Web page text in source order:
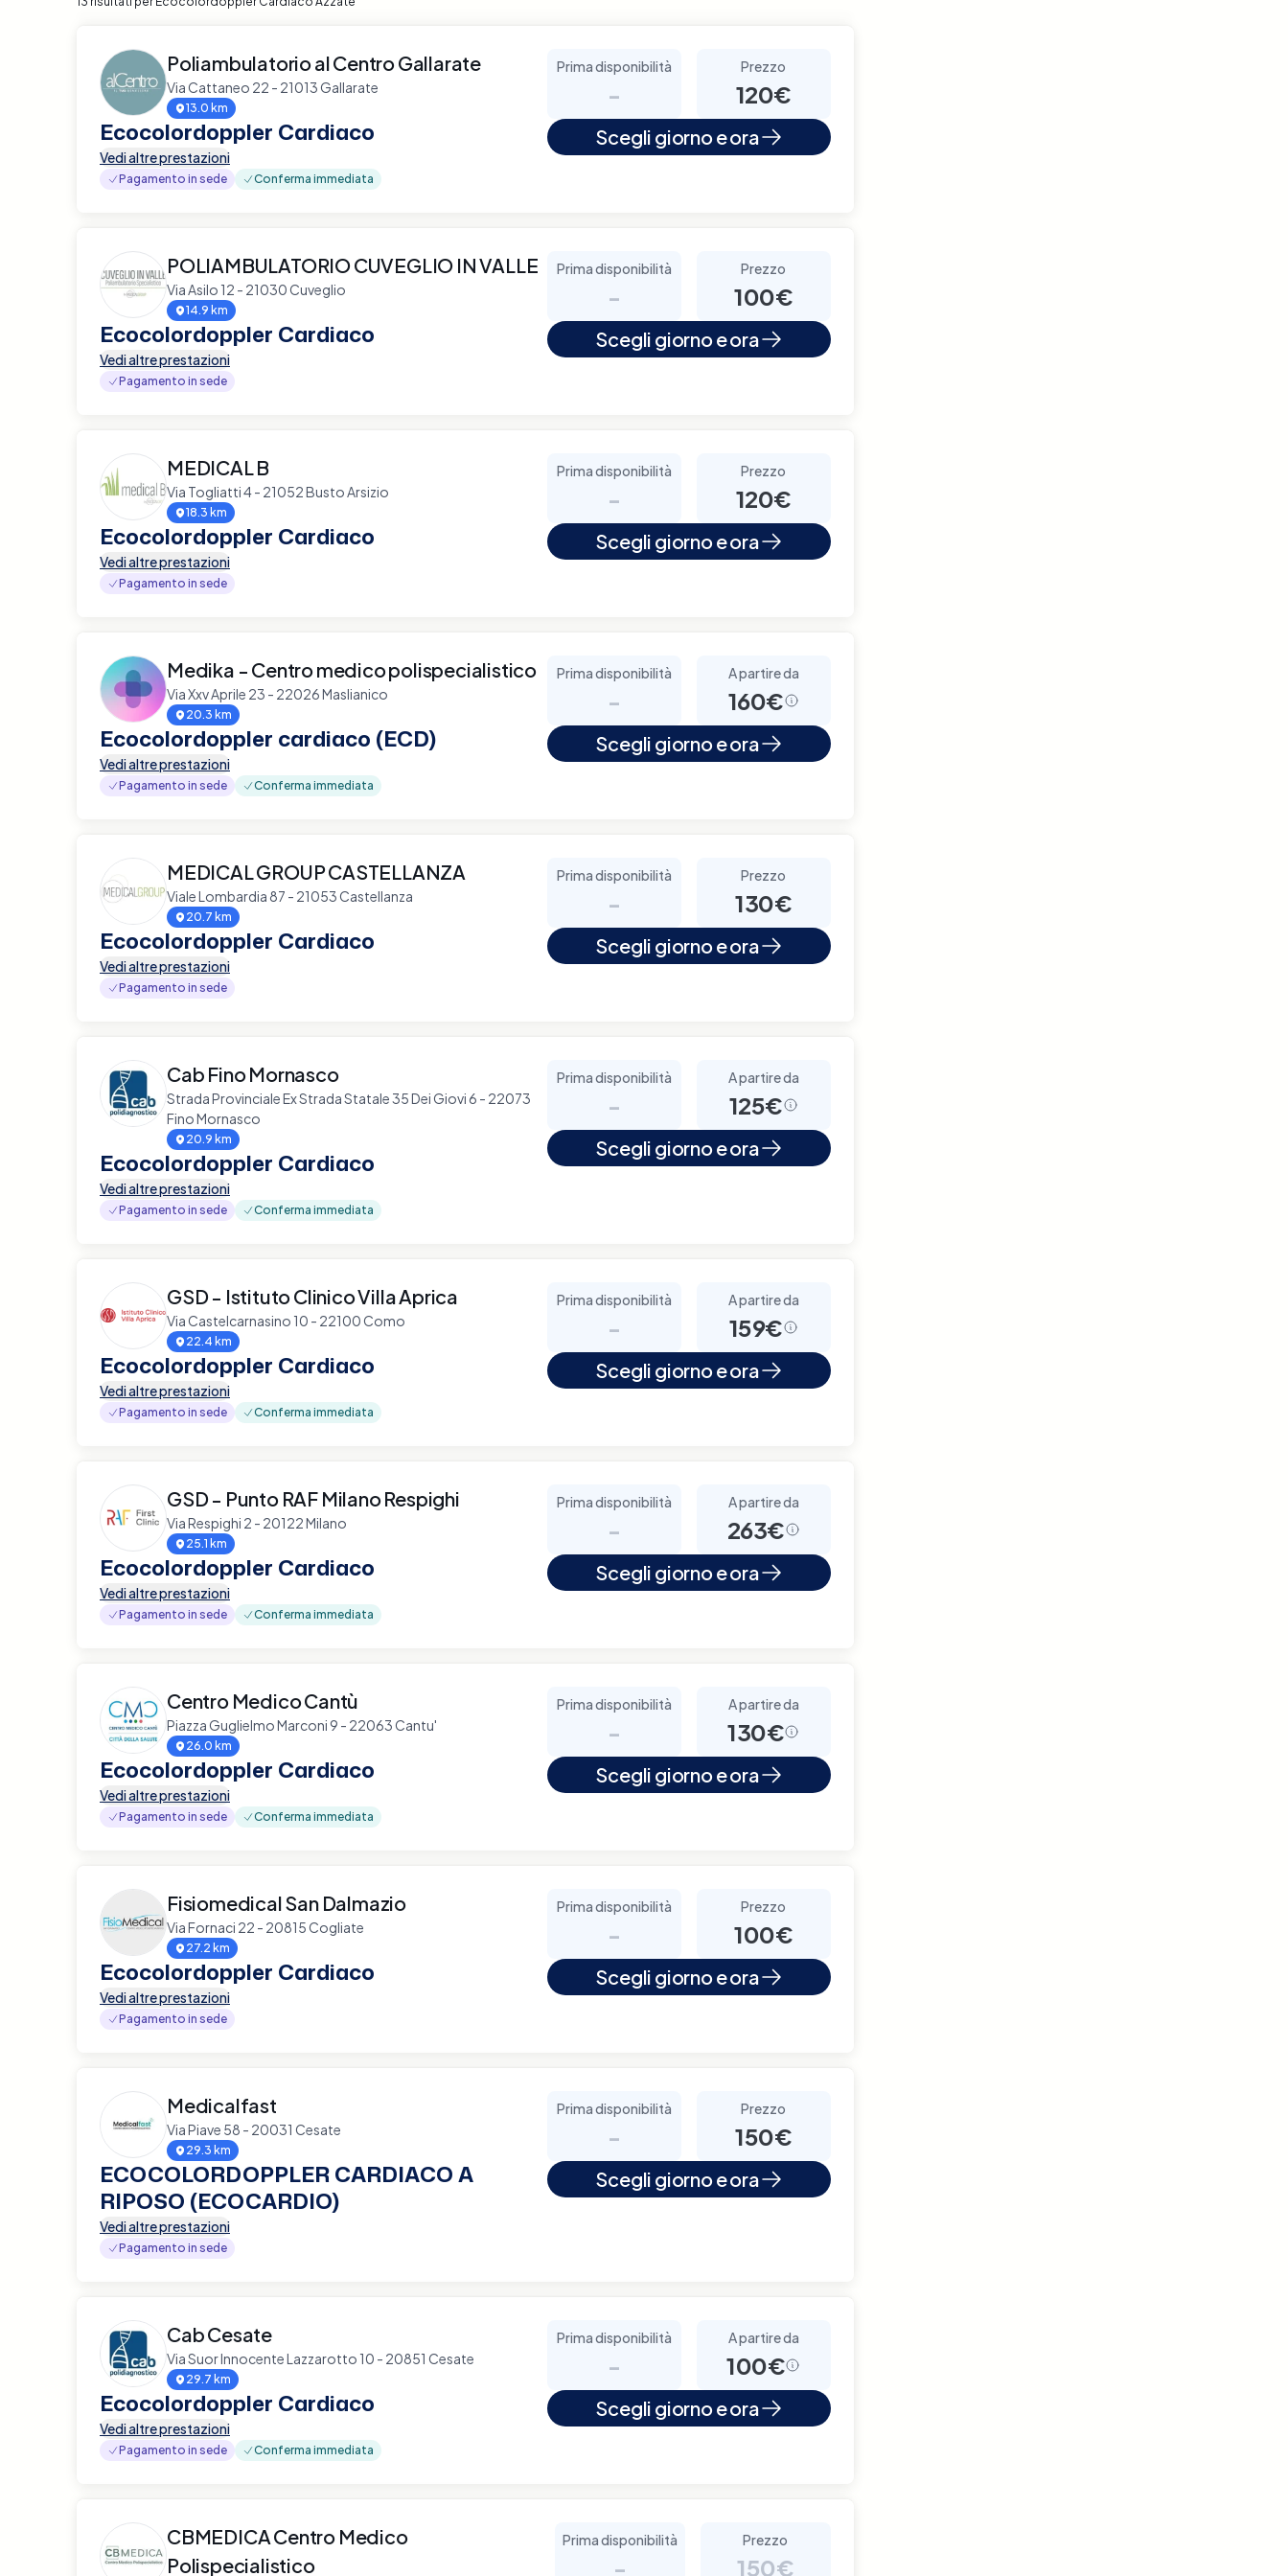
Poliambulatorio al Centro Gallarate
Via Cattaneo 22 - 21013 Gallarate
13.0 km
Ecocolordoppler Cardiaco
Vedi altre prestazioni
Pagamento in sede Conferma immediata
Prima disponibilità
-
Prezzo
120€
Scegli giorno e ora
POLIAMBULATORIO CUVEGLIO IN VALLE
Via Asilo 12 - 21030 Cuveglio
14.9 km
Ecocolordoppler Cardiaco
Vedi altre prestazioni
Pagamento in sede
Prima disponibilità
-
Prezzo
100€
Scegli giorno e ora
MEDICAL B
Via Togliatti 4 - 21052 Busto Arsizio
18.3 km
Ecocolordoppler Cardiaco
Vedi altre prestazioni
Pagamento in sede
Prima disponibilità
-
Prezzo
120€
Scegli giorno e ora
Medika - Centro medico polispecialistico
Via Xxv Aprile 23 - 22026 Maslianico
20.3 km
Ecocolordoppler cardiaco (ECD)
Vedi altre prestazioni
Pagamento in sede Conferma immediata
Prima disponibilità
-
A partire da
160€
Scegli giorno e ora
MEDICAL GROUP CASTELLANZA
Viale Lombardia 87 - 21053 Castellanza
20.7 km
Ecocolordoppler Cardiaco
Vedi altre prestazioni
Pagamento in sede
Prima disponibilità
-
Prezzo
130€
Scegli giorno e ora
Cab Fino Mornasco
Strada Provinciale Ex Strada Statale 35 Dei Giovi 6 - 22073
Fino Mornasco
20.9 km
Ecocolordoppler Cardiaco
Vedi altre prestazioni
Pagamento in sede Conferma immediata
Prima disponibilità
-
A partire da
125€
Scegli giorno e ora
GSD - Istituto Clinico Villa Aprica
Via Castelcarnasino 10 - 22100 Como
22.4 km
Ecocolordoppler Cardiaco
Vedi altre prestazioni
Pagamento in sede Conferma immediata
Prima disponibilità
-
A partire da
159€
Scegli giorno e ora
GSD - Punto RAF Milano Respighi
Via Respighi 2 - 20122 Milano
25.1 km
Ecocolordoppler Cardiaco
Vedi altre prestazioni
Pagamento in sede Conferma immediata
Prima disponibilità
-
A partire da
263€
Scegli giorno e ora
Centro Medico Cantù
Piazza Guglielmo Marconi 9 - 22063 Cantu'
26.0 km
Ecocolordoppler Cardiaco
Vedi altre prestazioni
Pagamento in sede Conferma immediata
Prima disponibilità
-
A partire da
130€
Scegli giorno e ora
Fisiomedical San Dalmazio
Via Fornaci 22 - 20815 Cogliate
27.2 km
Ecocolordoppler Cardiaco
Vedi altre prestazioni
Pagamento in sede
Prima disponibilità
-
Prezzo
100€
Scegli giorno e ora
Medicalfast
Via Piave 58 - 20031 Cesate
29.3 km
ECOCOLORDOPPLER CARDIACO A
RIPOSO (ECOCARDIO)
Vedi altre prestazioni
Pagamento in sede
Prima disponibilità
-
Prezzo
150€
Scegli giorno e ora
Cab Cesate
Via Suor Innocente Lazzarotto 10 - 20851 Cesate
29.7 km
Ecocolordoppler Cardiaco
Vedi altre prestazioni
Pagamento in sede Conferma immediata
Prima disponibilità
-
A partire da
100€
Scegli giorno e ora
CBMEDICA Centro Medico
Polispecialistico
Prima disponibilità
-
Prezzo
150€